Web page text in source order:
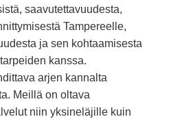
saavutettavuudesta,
Tampereelle,
ja sen kohtaamisesta
kanssa.
arjen kannalta
Meillä on oltava
niin yksineläjille kuin